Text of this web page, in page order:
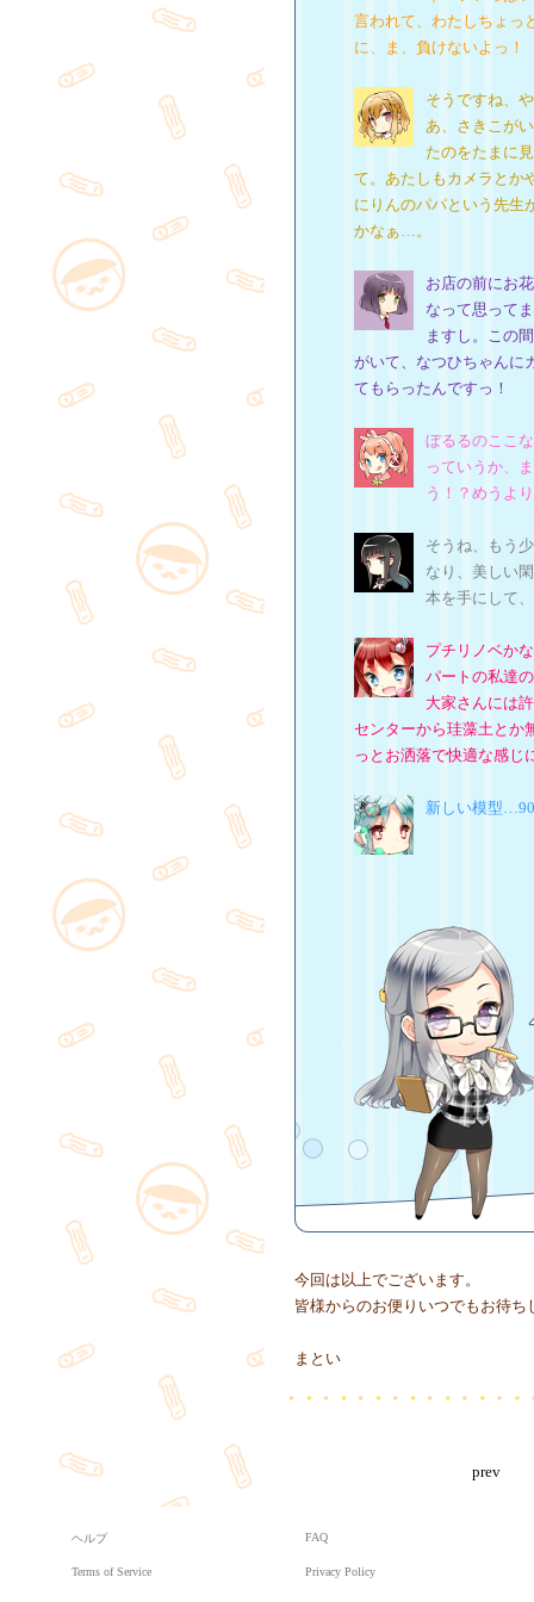
言われて、わたしちょっ
に、ま、負けないよっ！
そうですね、
あ、さきこが
たのをたまに
て。あたしもカメラとか
にりんのパパという先生
かなぁ…。
お店の前にお
なって思って
ますし。この
がいて、なつひちゃんに
てもらったんですっ！
ぼるるのここ
っていうか、
う！？めうよ
そうね、もう
なり、美しい
本を手にして
プチリノベか
パートの私達
大家さんには
センターから珪藻土とか
っとお洒落で快適な感じ
新しい模型
今回は以上でございます。
皆様からのお便りいつでもお待ち
まとい
prev
ヘルプ FAQ
Terms of Service Privacy Policy